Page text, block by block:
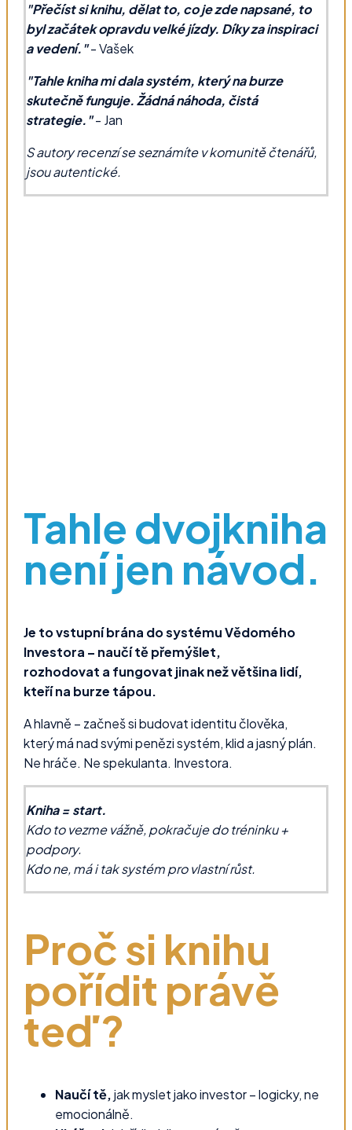
"Přečíst si knihu, dělat to, co je zde napsané, to
byl začátek opravdu velké jízdy. Díky za inspiraci
a vedení."- Vašek
"Tahle kniha mi dala systém, který na burze
skutečně funguje. Žádná náhoda, čistá
strategie."- Jan
S autory recenzí se seznámíte v komunitě čtenářů,
jsou autentické.
Tahle dvojkniha
není jen návod.
Je to vstupní brána do systému Vědomého
Investora – naučí tě přemýšlet,
rozhodovat a fungovat jinak než většina lidí,
kteří na burze tápou.
A hlavně – začneš si budovat identitu člověka,
který má nad svými penězi systém, klid a jasný plán.
Ne hráče. Ne spekulanta. Investora.
Kniha = start.
Kdo to vezme vážně, pokračuje do tréninku +
podpory.
Kdo ne, má i tak systém pro vlastní růst.
Proč si knihu
pořídit právě
teď?
Naučí tě,jak myslet jako investor – logicky, ne
emocionálně.